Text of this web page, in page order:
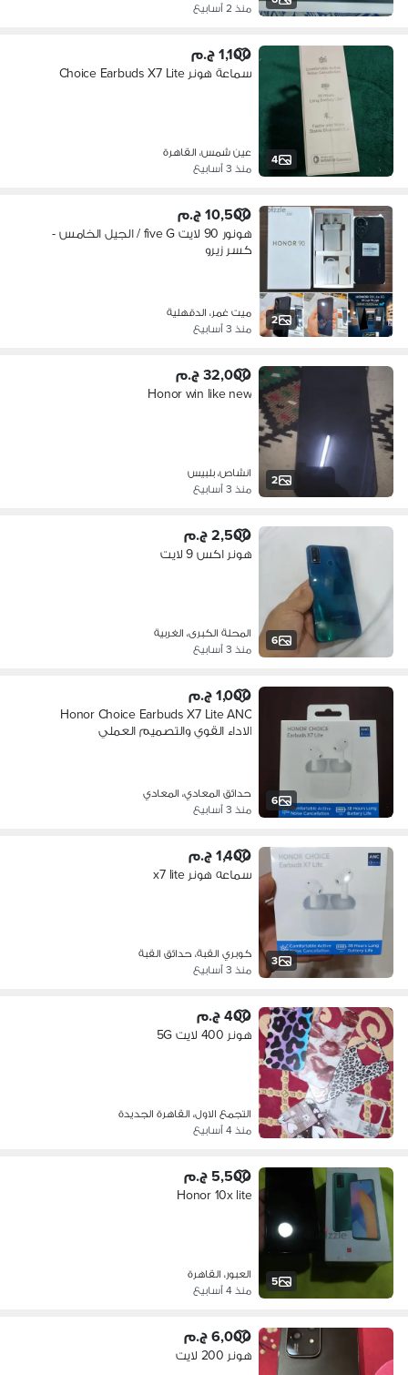
منذ 2 أسابيع
4
1,100 ج.م
سماعة هونر Choice Earbuds X7 Lite
عين شمس، القاهرة
منذ 3 أسابيع
2
10,500 ج.م
هونور 90 لايت five G / الجيل الخامس -
كسر زيرو
ميت غمر، الدقهلية
منذ 3 أسابيع
2
32,000 ج.م
Honor win like new
انشاص، بلبيس
منذ 3 أسابيع
6
2,500 ج.م
هونر اكس 9 لايت
المحلة الكبرى، الغربية
منذ 3 أسابيع
6
1,000 ج.م
Honor Choice Earbuds X7 Lite ANC
الاداء القوي والتصميم العملي
حدائق المعادي، المعادي
منذ 3 أسابيع
3
1,400 ج.م
سماعه هونر x7 lite
كوبري القبة، حدائق القبة
منذ 3 أسابيع
400 ج.م
هونر 400 لايت 5G
التجمع الاول، القاهرة الجديدة
منذ 4 أسابيع
5
5,500 ج.م
Honor 10x lite
العبور، القاهرة
منذ 4 أسابيع
6,000 ج.م
هونر 200 لايت